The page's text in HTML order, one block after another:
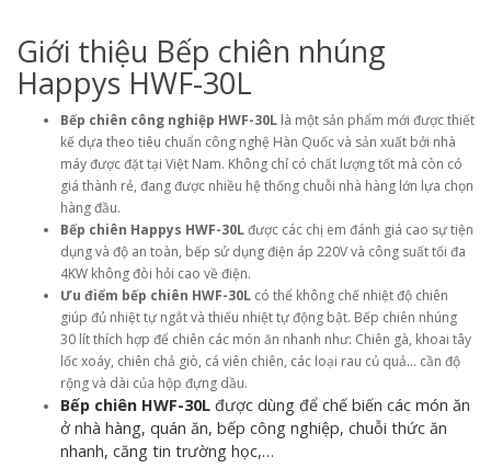
Giới thiệu Bếp chiên nhúng
Happys HWF-30L
Bếp chiên công nghiệp HWF-30L là một sản phẩm mới được thiết
kế dựa theo tiêu chuẩn công nghệ Hàn Quốc và sản xuất bởi nhà
máy được đặt tại Việt Nam. Không chỉ có chất lượng tốt mà còn có
giá thành rẻ, đang được nhiều hệ thống chuỗi nhà hàng lớn lựa chọn
hàng đầu.
Bếp chiên Happys HWF-30Lđược các chị em đánh giá cao sự tiện
dụng và độ an toàn, bếp sử dụng điện áp 220V và công suất tối đa
4KW không đòi hỏi cao về điện.
Ưu điểm bếp chiên HWF-30L có thể không chế nhiệt độ chiên
giúp đủ nhiệt tự ngắt và thiếu nhiệt tự động bật. Bếp chiên nhúng
30 lít thích hợp để chiên các món ăn nhanh như: Chiên gà, khoai tây
lốc xoáy, chiên chả giò, cá viên chiên​, các loại rau củ quả… cần độ
rộng và dài của hộp đựng dầu.
Bếp chiên HWF-30L được dùng để chế biến các món ăn
ở nhà hàng, quán ăn, bếp công nghiệp, chuỗi thức ăn
nhanh, căng tin trường học,…